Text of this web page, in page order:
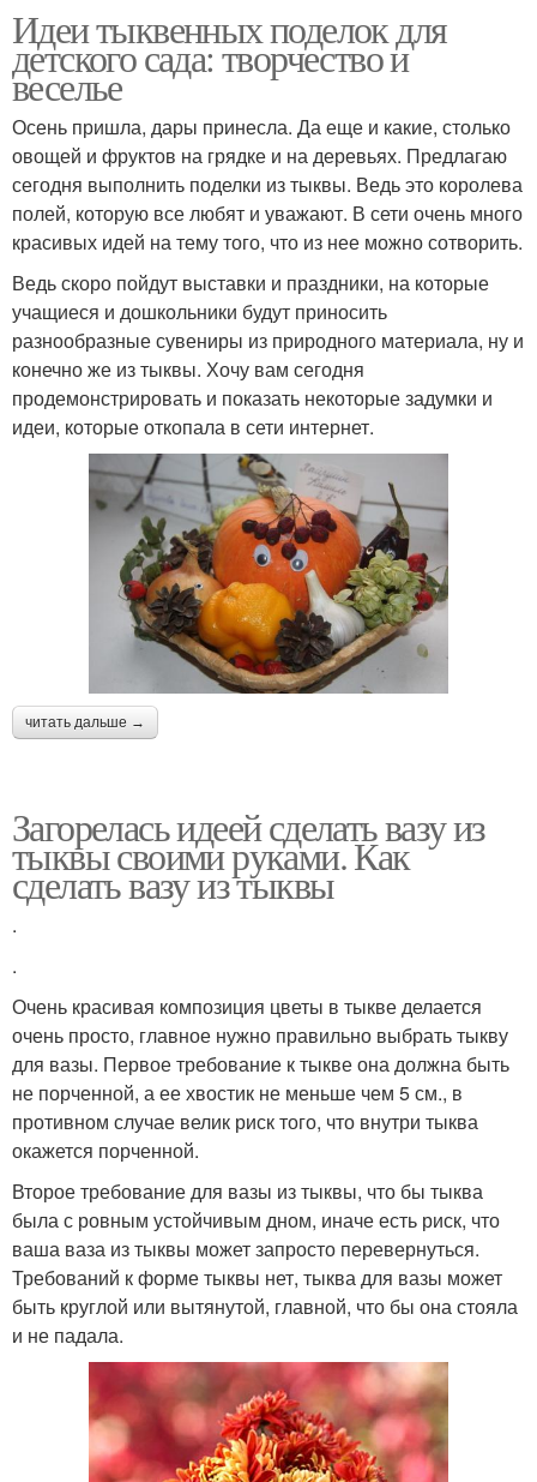
Идеи тыквенных поделок для
детского сада: творчество и
веселье
Осень пришла, дары принесла. Да еще и какие, столько
овощей и фруктов на грядке и на деревьях. Предлагаю
сегодня выполнить поделки из тыквы. Ведь это королева
полей, которую все любят и уважают. В сети очень много
красивых идей на тему того, что из нее можно сотворить.
Ведь скоро пойдут выставки и праздники, на которые
учащиеся и дошкольники будут приносить
разнообразные сувениры из природного материала, ну и
конечно же из тыквы. Хочу вам сегодня
продемонстрировать и показать некоторые задумки и
идеи, которые откопала в сети интернет.
читать дальше →
Загорелась идеей сделать вазу из
тыквы своими руками. Как
сделать вазу из тыквы
.
.
Очень красивая композиция цветы в тыкве делается
очень просто, главное нужно правильно выбрать тыкву
для вазы. Первое требование к тыкве она должна быть
не порченной, а ее хвостик не меньше чем 5 см., в
противном случае велик риск того, что внутри тыква
окажется порченной.
Второе требование для вазы из тыквы, что бы тыква
была с ровным устойчивым дном, иначе есть риск, что
ваша ваза из тыквы может запросто перевернуться.
Требований к форме тыквы нет, тыква для вазы может
быть круглой или вытянутой, главной, что бы она стояла
и не падала.